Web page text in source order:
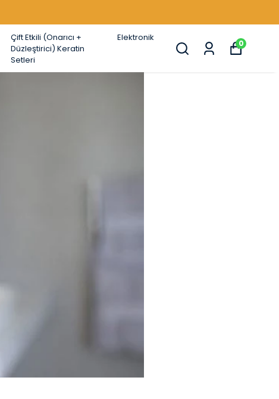
Çift Etkili (Onarıcı +
Düzleştirici) Keratin
Setleri
Elektronik
0